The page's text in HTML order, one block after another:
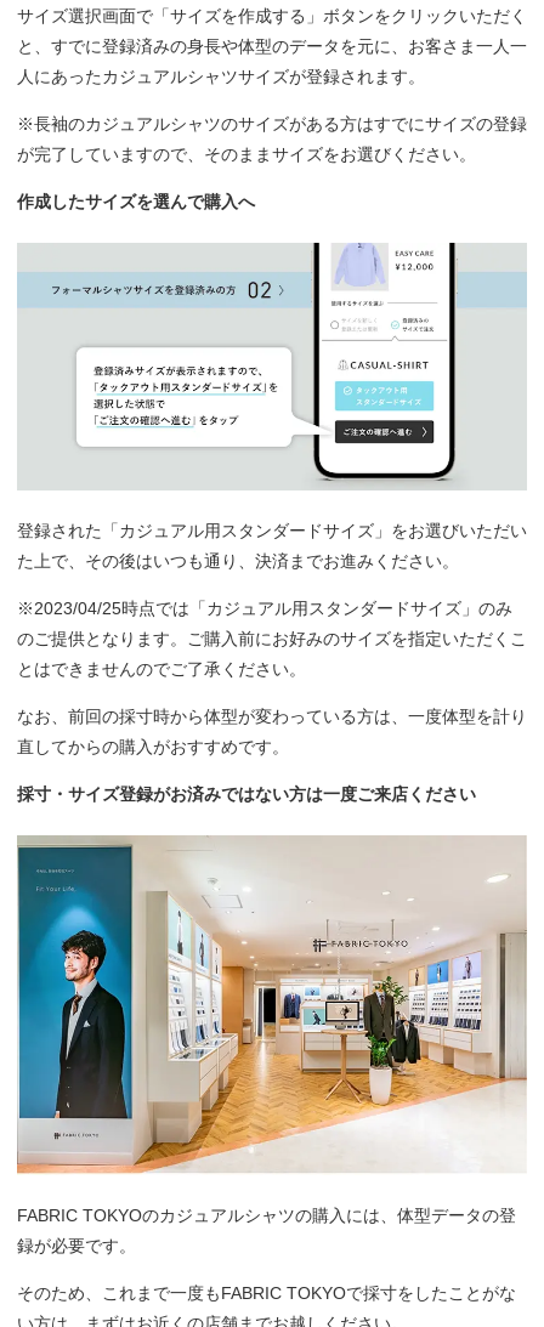
サイズ選択画面で「サイズを作成する」ボタンをクリックいただく
と、すでに登録済みの身長や体型のデータを元に、お客さま一人一
人にあったカジュアルシャツサイズが登録されます。
※長袖のカジュアルシャツのサイズがある方はすでにサイズの登録
が完了していますので、そのままサイズをお選びください。
作成したサイズを選んで購入へ
登録された「カジュアル用スタンダードサイズ」をお選びいただい
た上で、その後はいつも通り、決済までお進みください。
※2023/04/25時点では「カジュアル用スタンダードサイズ」のみ
のご提供となります。ご購入前にお好みのサイズを指定いただくこ
とはできませんのでご了承ください。
なお、前回の採寸時から体型が変わっている方は、一度体型を計り
直してからの購入がおすすめです。
採寸・サイズ登録がお済みではない方は一度ご来店ください
FABRIC TOKYOのカジュアルシャツの購入には、体型データの登
録が必要です。
そのため、これまで一度もFABRIC TOKYOで採寸をしたことがな
い方は、まずはお近くの店舗までお越しください。